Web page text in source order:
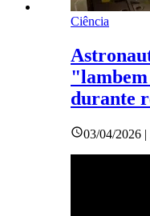
Ciência
durante
03/04/2026 |